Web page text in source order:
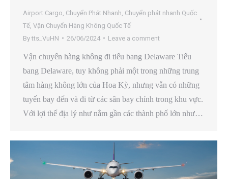
Airport Cargo Chuyển Phát Nhanh Chuyển phát nhanh Quốc
Tế Vận Chuyển Hàng Không Quốc Tế
Bytts_VuHN 26/06/2024 Leave a comment
Vận chuyển hàng không đi tiểu bang Delaware Tiểu
bang Delaware, tuy không phải một trong những trung
tâm hàng không lớn của Hoa Kỳ, nhưng vẫn có những
tuyến bay đến và đi từ các sân bay chính trong khu vực.
Với lợi thế địa lý như nằm gần các thành phố lớn như…